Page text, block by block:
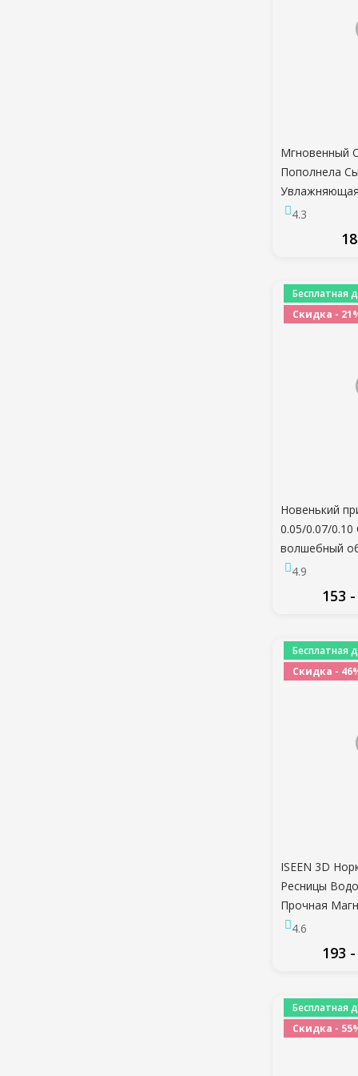
Мгновенный
Пополнела
Уменьшить
Коллаген
4.3
Бесплатная
Скидка -
Новенький
0.05/0.07/
волшебный
сделать
накладные
4.9
153
Бесплатная
Скидка -
ISEEN 3D
Ресницы
Прочная
Для Глаз
Ресницы
Накладных
4.6
193
Бесплатная
Скидка -